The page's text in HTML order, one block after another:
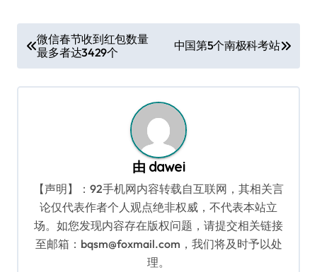
章
导
微信春节收到红包数量
最多者达3429个
中国第5个南极科考站
由 dawei
【声明】：92手机网内容转载自互联网，其相关言
论仅代表作者个人观点绝非权威，不代表本站立
场。如您发现内容存在版权问题，请提交相关链接
至邮箱：bqsm@foxmail.com，我们将及时予以处
理。